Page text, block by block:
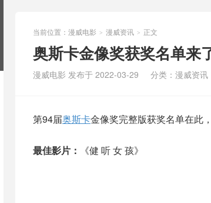
当前位置： 漫威电影 > 漫威资讯 > 正文
奥斯卡金像奖获奖名单来
漫威电影 发布于 2022-03-29 分类： 漫威资讯
第94届奥斯卡金像奖完整版获奖名单在此
最佳影片： 《健 听 女 孩》